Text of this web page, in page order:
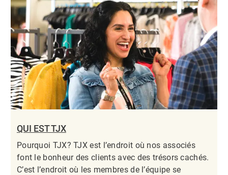
QUI EST TJX
Pourquoi TJX? TJX est l’endroit où nos associés
font le bonheur des clients avec des trésors cachés.
C’est l’endroit où les membres de l’équipe se